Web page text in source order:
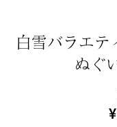
白雪バラエ
ぬぐ
¥